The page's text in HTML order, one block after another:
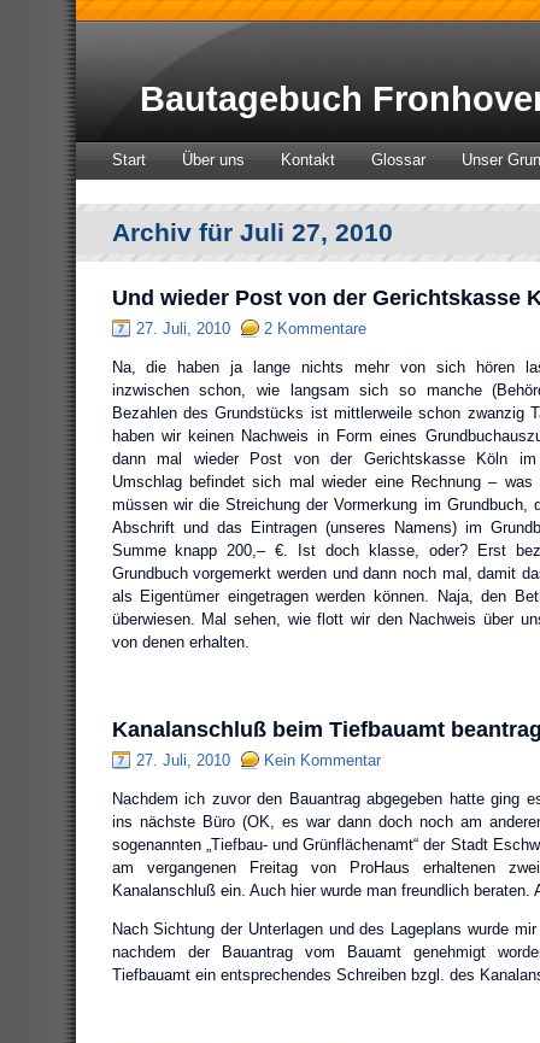
Bautagebuch
Start Über uns Kontakt Glossar Unser
Archiv für Juli 27, 2010
Und wieder Post von der Gerichtskasse
27. Juli, 2010 2 Kommentare
Na, die haben ja lange nichts mehr von sich hören
inzwischen schon, wie langsam sich so manche
Bezahlen des Grundstücks ist mittlerweile schon zwanzig
haben wir keinen Nachweis in Form eines
dann mal wieder Post von der Gerichtskasse Köln
Umschlag befindet sich mal wieder eine Rechnung –
müssen wir die Streichung der Vormerkung im Grundbuch,
Abschrift und das Eintragen (unseres Namens) im
Summe knapp 200,– €. Ist doch klasse, oder? Erst
Grundbuch vorgemerkt werden und dann noch mal, damit
als Eigentümer eingetragen werden können. Naja, den
überwiesen. Mal sehen, wie flott wir den Nachweis über
von denen erhalten.
Kanalanschluß beim Tiefbauamt
27. Juli, 2010 Kein Kommentar
Nachdem ich zuvor den Bauantrag abgegeben hatte ging
ins nächste Büro (OK, es war dann doch noch am
sogenannten „Tiefbau- und Grünflächenamt“ der Stadt
am vergangenen Freitag von ProHaus erhaltenen
Kanalanschluß ein. Auch hier wurde man freundlich beraten.
Nach Sichtung der Unterlagen und des Lageplans wurde
nachdem der Bauantrag vom Bauamt genehmigt
Tiefbauamt ein entsprechendes Schreiben bzgl. des